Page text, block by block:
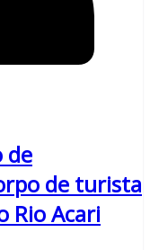
de
de turista
Rio Acari